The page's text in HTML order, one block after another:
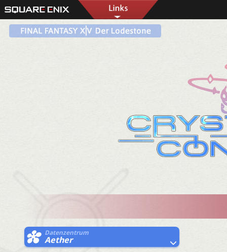
Datenzentrum
Aether